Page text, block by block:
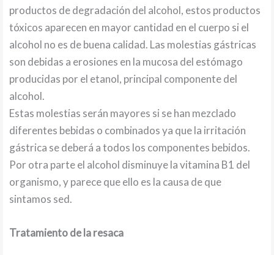
productos de degradación del alcohol, estos productos
tóxicos aparecen en mayor cantidad en el cuerpo si el
alcohol no es de buena calidad. Las molestias gástricas
son debidas a erosiones en la mucosa del estómago
producidas por el etanol, principal componente del
alcohol.
Estas molestias serán mayores si se han mezclado
diferentes bebidas o combinados ya que la irritación
gástrica se deberá a todos los componentes bebidos.
Por otra parte el alcohol disminuye la vitamina B1 del
organismo, y parece que ello es la causa de que
sintamos sed.
Tratamiento de la resaca